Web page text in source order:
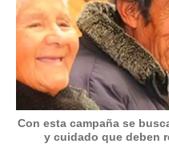
Con esta campaña se
y cuidado que deben